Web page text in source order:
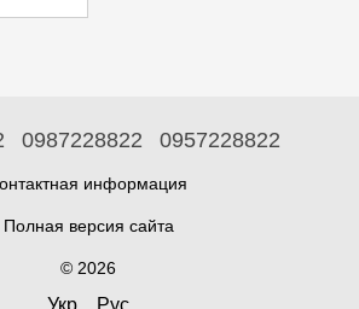
0987228822 0957228822
информация
Полная версия сайта
© 2026